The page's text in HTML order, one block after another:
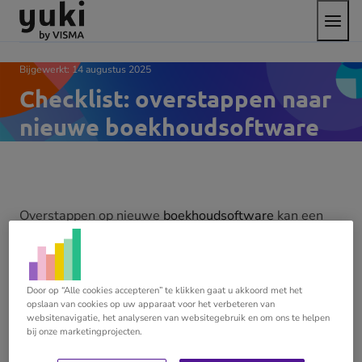
Direct
naar
content
Direct
naar
footer
Ga
naar
homepage
het
menu
Checklist: overstappen naar
nieuwe boekhoudsoftware
Bijgewerkt: 14 augustus 2025
Overstappen op nieuwe boekhoudsoftware kan een
intensieve onderneming zijn. Maar als je de
implementatie stapsgewijs en efficiënt aanpakt, kan je
boekhoudsoftware biedt namelijk tal van nieuwe
kansen: een verbeterde werkwijze, een winstgevender
verdienmodel en concurrerende marktpositie.
Door op “Alle cookies accepteren” te klikken gaat u akkoord met het
opslaan van cookies op uw apparaat voor het verbeteren van
websitenavigatie, het analyseren van websitegebruik en om ons te helpen
bij onze marketingprojecten.